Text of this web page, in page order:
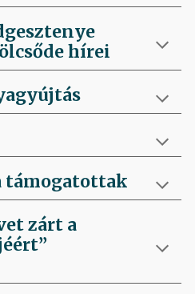
hírei
támogatottak
zárt a